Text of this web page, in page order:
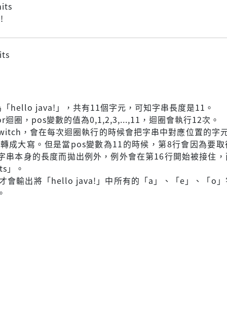
hello java!」，共有11個字元，可知字串長度是11。
迴圈，pos變數的值為0,1,2,3,...,11，迴圈會執行12次。
，會在每次迴圈執行的時候會把字串中對應位置的字
成大寫。但是當pos變數為11的時候，第8行會因為要
串本身的長度而拋出例外，例外會在第16行開始被接住
」。
會輸出將「hello java!」中所有的「a」、「e」、「o